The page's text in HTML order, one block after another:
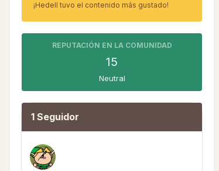
¡Hedell tuvo el contenido más gustado!
REPUTACIÓN EN LA COMUNIDAD
15
Neutral
1 Seguidor